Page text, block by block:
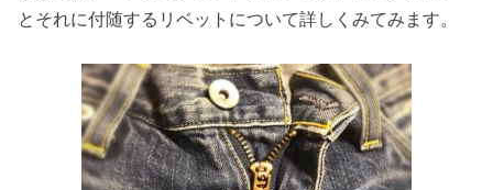
とそれに付随するリベットについて詳しくみてみます。